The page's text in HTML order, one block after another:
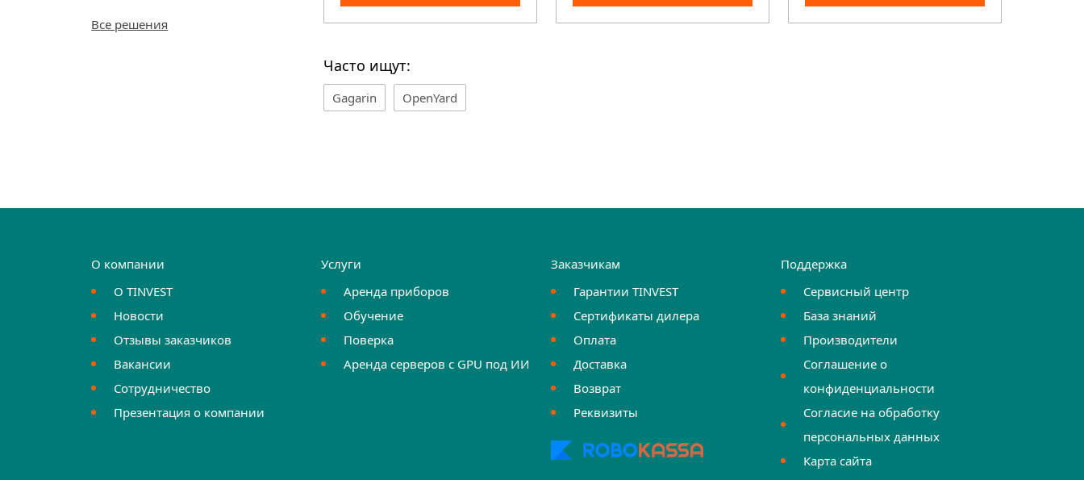
Все решения
Часто ищут:
Gagarin OpenYard
О компании
О TINVEST
Новости
Отзывы заказчиков
Вакансии
Сотрудничество
Презентация о компании
Услуги
Аренда приборов
Обучение
Поверка
Аренда серверов с GPU под ИИ
Заказчикам
Гарантии TINVEST
Сертификаты дилера
Оплата
Доставка
Возврат
Реквизиты
Поддержка
Сервисный центр
База знаний
Производители
Соглашение о
конфиденциальности
Согласие на обработку
персональных данных
Карта сайта